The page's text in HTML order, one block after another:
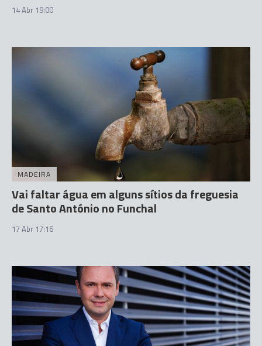
14 Abr 19:00
MADEIRA
Vai faltar água em alguns sítios da freguesia
de Santo António no Funchal
17 Abr 17:16